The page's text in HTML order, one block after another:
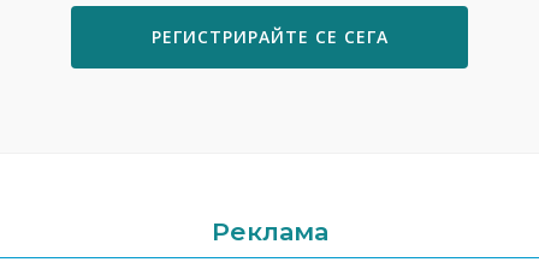
РЕГИСТРИРАЙТЕ СЕ СЕГА
Реклама